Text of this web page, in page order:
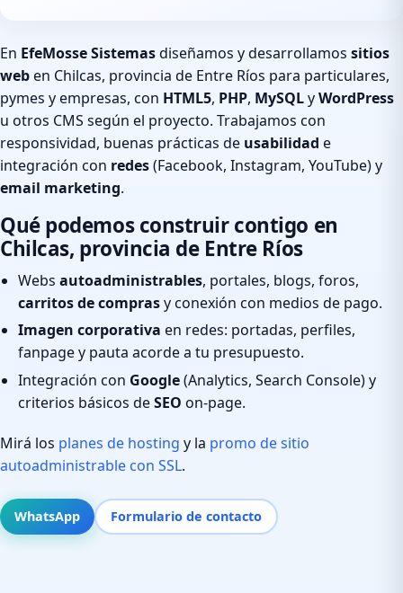
En EfeMosse Sistemasdiseñamos y desarrollamos sitios
weben Chilcas, provincia de Entre Ríos para particulares,
pymes y empresas, con HTML5, PHP, MySQLyWordPress
u otros CMS según el proyecto. Trabajamos con
responsividad, buenas prácticas de usabilidad e
integración con redes(Facebook, Instagram, YouTube) y
email marketing.
Qué podemos construir contigo en
Chilcas, provincia de Entre Ríos
Webs autoadministrables, portales, blogs, foros,
carritos de comprasy conexión con medios de pago.
Imagen corporativa en redes: portadas, perfiles,
fanpage y pauta acorde a tu presupuesto.
Integración con Google(Analytics, Search Console) y
criterios básicos deSEO on-page.
Mirá los planes de hosting y la promo de sitio
autoadministrable con SSL.
WhatsApp Formulario de contacto